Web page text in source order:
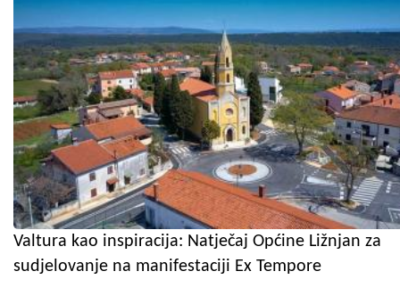
Valtura kao inspiracija: Natječaj Općine Ližnjan za
sudjelovanje na manifestaciji Ex Tempore